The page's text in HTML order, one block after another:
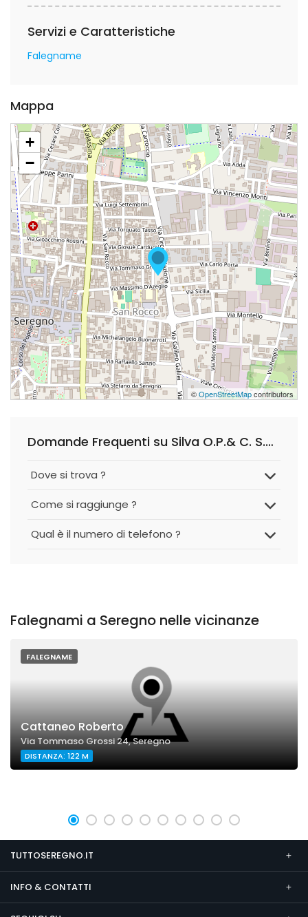
Servizi e Caratteristiche
Falegname
Mappa
+
−
©OpenStreetMapcontributors
Domande Frequenti su Silva O.P.& C. S.n.c.
Dove si trova ?
Come si raggiunge ?
Qual è il numero di telefono ?
Falegnami a Seregno nelle vicinanze
FALEGNAME
Cattaneo Roberto
Via Tommaso Grossi 24, Seregno
DISTANZA: 122 M
TUTTOSEREGNO.IT
INFO & CONTATTI